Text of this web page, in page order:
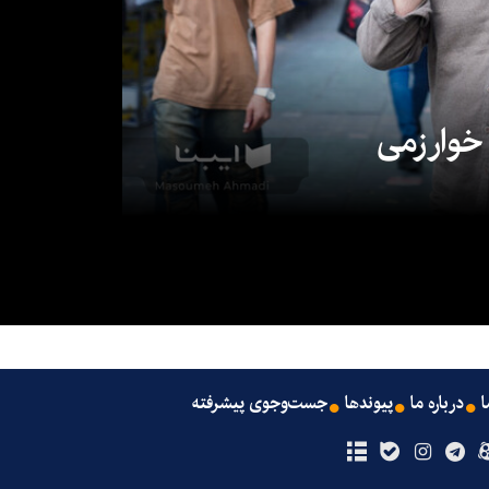
درباره ما پیوندها جست‌وجوی پیشرفته